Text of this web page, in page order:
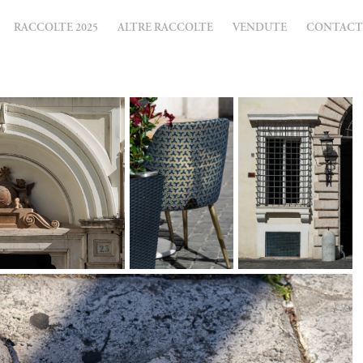
RACCOLTE 2025 ALTRE RACCOLTE VENDUTE CONTACT